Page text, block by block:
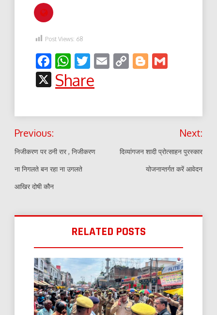
Post Views: 68
Facebook
WhatsApp
Twitter
EmailCopyBlogger
X
Share
Post
navigation
Previous:
निजीकरण पर ठनी रार , निजीकरण
ना निगलते बन रहा ना उगलते
आखिर दोषी कौन
Next:
दिव्यांगजन शादी प्रोत्साहन पुरस्कार
योजनान्तर्गत करें आवेदन
RELATED POSTS